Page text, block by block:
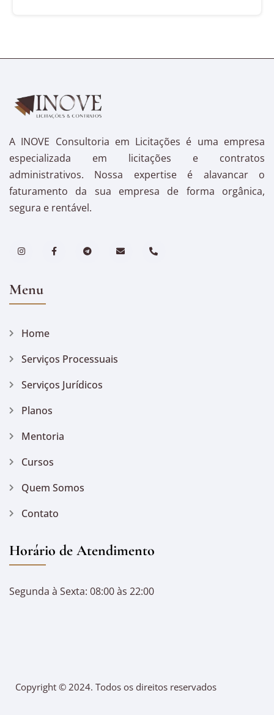
A INOVE Consultoria em Licitações é uma empresa
especializada em licitações e contratos
administrativos. Nossa expertise é alavancar o
faturamento da sua empresa de forma orgânica,
segura e rentável.
Menu
Home
Serviços Processuais
Serviços Jurídicos
Planos
Mentoria
Cursos
Quem Somos
Contato
Horário de Atendimento
Segunda à Sexta: 08:00 às 22:00
Copyright © 2024. Todos os direitos reservados